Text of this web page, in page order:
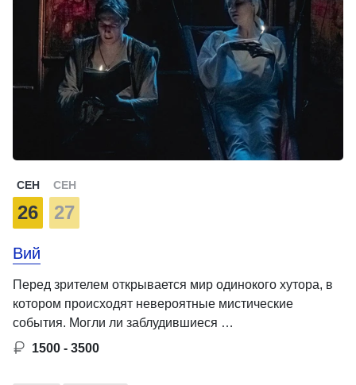
СЕН
26
СЕН
27
Вий
Перед зрителем открывается мир одинокого хутора, в
котором происходят невероятные мистические
события. Могли ли заблудившиеся …
1500 - 3500